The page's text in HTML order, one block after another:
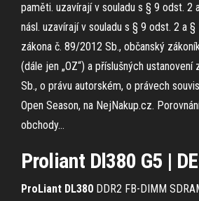
paměti. uzavírají v souladu s § 9 odst. 2
násl. uzavírají v souladu s § 9 odst. 2 a §
zákona č. 89/2012 Sb., občanský
(dále jen „OZ“) a příslušných
Sb., o právu autorském, o právech
Open Season, na NejNakup.cz.
obchody…
Proliant Dl380 G5 |
ProLiant DL380 DDR2 FB-DIMM